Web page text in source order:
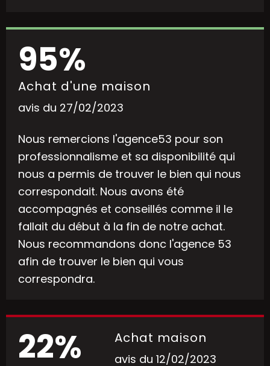
95%
Achat d'une maison
avis du 27/02/2023
Nous remercions l'agence53 pour son
professionnalisme et sa disponibilité qui
nous a permis de trouver le bien qui nous
correspondait. Nous avons été
accompagnés et conseillés comme il le
fallait du début à la fin de notre achat.
Nous recommandons donc l'agence 53
afin de trouver le bien qui vous
correspondra.
22% Achat maison
avis du 12/02/2023